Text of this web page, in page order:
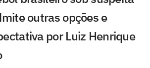
outras opções e
por Luiz Henrique